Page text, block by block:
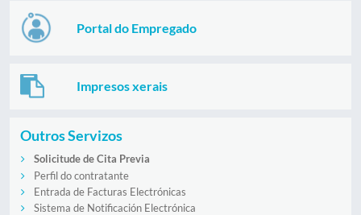
Portal do Empregado
Impresos xerais
Outros Servizos
Solicitude de Cita Previa
Perfil do contratante
Entrada de Facturas Electrónicas
Sistema de Notificación Electrónica